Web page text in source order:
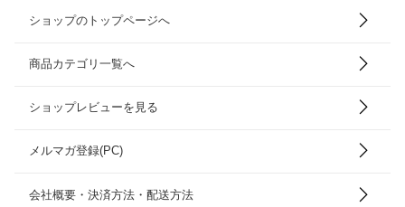
ショップのトップページへ
商品カテゴリ一覧へ
ショップレビューを見る
メルマガ登録(PC)
会社概要・決済方法・配送方法